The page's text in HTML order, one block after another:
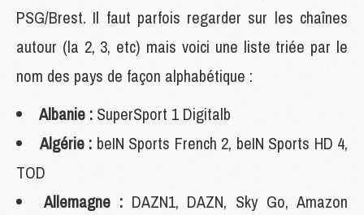
PSG/Brest. Il faut parfois regarder sur les chaînes
autour (la 2, 3, etc) mais voici une liste triée par le
nom des pays de façon alphabétique :
Albanie : SuperSport 1 Digitalb
Algérie : beIN Sports French 2, beIN Sports HD 4,
TOD
Allemagne :DAZN1, DAZN, Sky Go, Amazon